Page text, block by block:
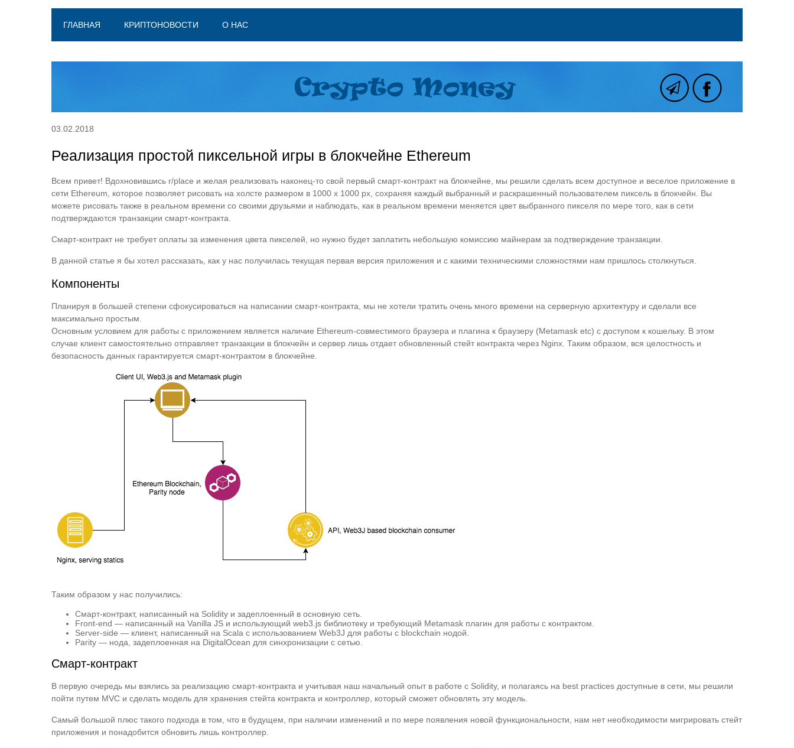
ГЛАВНАЯ КРИПТОНОВОСТИ О НАС
03.02.2018
Реализация простой пиксельной игры в блокчейне Ethereum
Всем привет! Вдохновившись r/place и желая реализовать наконец-то свой первый смарт-контракт на блокчейне, мы решили сделать всем доступное и веселое приложение в
сети Ethereum, которое позволяет рисовать на холсте размером в 1000 x 1000 px, сохраняя каждый выбранный и раскрашенный пользователем пиксель в блокчейн. Вы
можете рисовать также в реальном времени со своими друзьями и наблюдать, как в реальном времени меняется цвет выбранного пикселя по мере того, как в сети
подтверждаются транзакции смарт-контракта.
Смарт-контракт не требует оплаты за изменения цвета пикселей, но нужно будет заплатить небольшую комиссию майнерам за подтверждение транзакции.
В данной статье я бы хотел рассказать, как у нас получилась текущая первая версия приложения и с какими техническими сложностями нам пришлось столкнуться.
Компоненты
Планируя в большей степени сфокусироваться на написании смарт-контракта, мы не хотели тратить очень много времени на серверную архитектуру и сделали все
максимально простым.
Основным условием для работы с приложением является наличие Ethereum-совместимого браузера и плагина к браузеру (Metamask etc) с доступом к кошельку. В этом
случае клиент самостоятельно отправляет транзакции в блокчейн и сервер лишь отдает обновленный стейт контракта через Nginx. Таким образом, вся целостность и
безопасность данных гарантируется смарт-контрактом в блокчейне.
Таким образом у нас получились:
Смарт-контракт, написанный на Solidity и задеплоенный в основную сеть.
Front-end — написанный на Vanilla JS и использующий web3.js библиотеку и требующий Metamask плагин для работы с контрактом.
Server-side — клиент, написанный на Scala с использованием Web3J для работы с blockchain нодой.
Parity — нода, задеплоенная на DigitalOcean для синхронизации с сетью.
Смарт-контракт
В первую очередь мы взялись за реализацию смарт-контракта и учитывая наш начальный опыт в работе с Solidity, и полагаясь на best practices доступные в сети, мы решили
пойти путем MVC и сделать модель для хранения стейта контракта и контроллер, который сможет обновлять эту модель.
Самый большой плюс такого подхода в том, что в будущем, при наличии изменений и по мере появления новой функциональности, нам нет необходимости мигрировать стейт
приложения и понадобится обновить лишь контроллер.